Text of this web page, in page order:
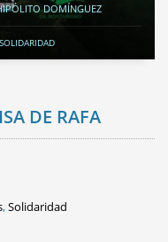
DOMÍNGUEZ
SOLIDARIDAD
DE RAFA
,Solidaridad